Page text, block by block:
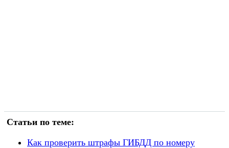
Статьи по теме:
Как проверить штрафы ГИБДД по номеру